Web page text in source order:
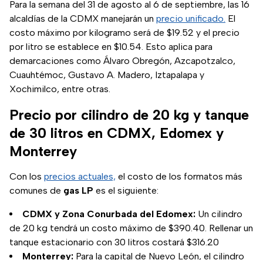
Para la semana del 31 de agosto al 6 de septiembre, las 16
alcaldías de la CDMX manejarán un precio unificado. (se
El
costo máximo por kilogramo será de $19.52 y el precio
por litro se establece en $10.54. Esto aplica para
demarcaciones como Álvaro Obregón, Azcapotzalco,
Cuauhtémoc, Gustavo A. Madero, Iztapalapa y
Xochimilco, entre otras.
Precio por cilindro de 20 kg y tanque
de 30 litros en CDMX, Edomex y
Monterrey
Con los precios actuales, el costo de los formatos más
comunes de gas LP es el siguiente:
CDMX y Zona Conurbada del Edomex: Un cilindro
de 20 kg tendrá un costo máximo de $390.40. Rellenar un
tanque estacionario con 30 litros costará $316.20
Monterrey: Para la capital de Nuevo León, el cilindro